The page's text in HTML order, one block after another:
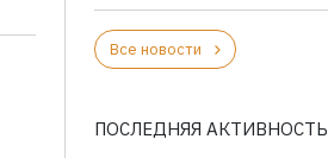
Все новости
ПОСЛЕДНЯЯ АКТИВНОСТЬ